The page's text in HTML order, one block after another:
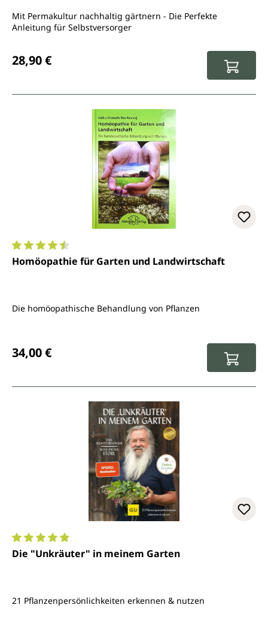
Mit Permakultur nachhaltig gärtnern - Die Perfekte
Anleitung für Selbstversorger
28,90 €
Durchschnittliche Bewertung von 4.6 von 5 Sternen
Homöopathie für Garten und Landwirtschaft
Die homöopathische Behandlung von Pflanzen
34,00 €
Durchschnittliche Bewertung von 5 von 5 Sternen
Die "Unkräuter" in meinem Garten
21 Pflanzenpersönlichkeiten erkennen & nutzen